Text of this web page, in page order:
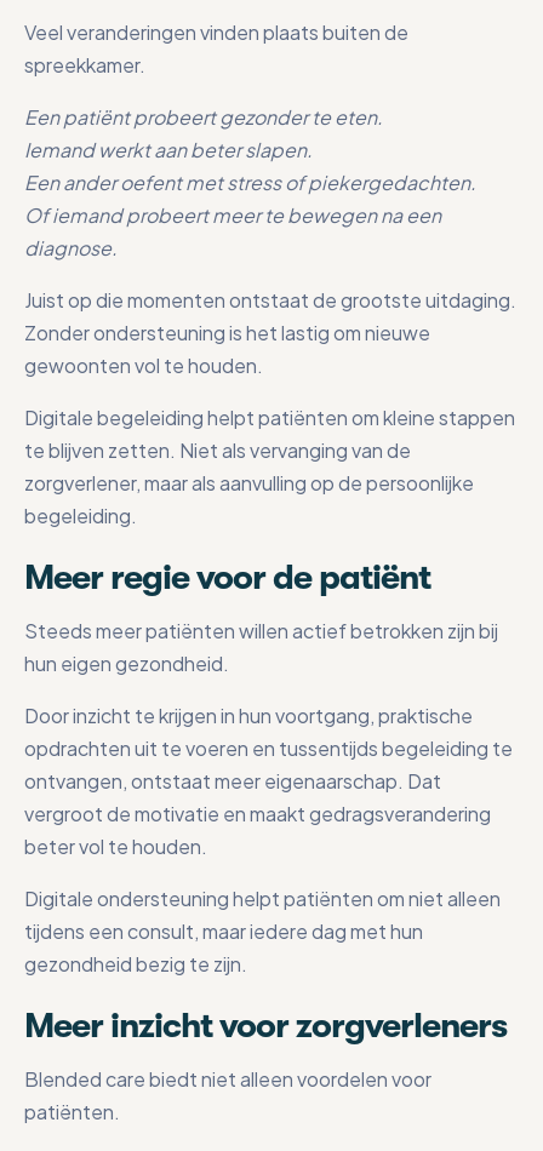
Veel veranderingen vinden plaats buiten de
spreekkamer.
Een patiënt probeert gezonder te eten.
Iemand werkt aan beter slapen.
Een ander oefent met stress of piekergedachten.
Of iemand probeert meer te bewegen na een
diagnose.
Juist op die momenten ontstaat de grootste uitdaging.
Zonder ondersteuning is het lastig om nieuwe
gewoonten vol te houden.
Digitale begeleiding helpt patiënten om kleine stappen
te blijven zetten. Niet als vervanging van de
zorgverlener, maar als aanvulling op de persoonlijke
begeleiding.
Meer regie voor de patiënt
Steeds meer patiënten willen actief betrokken zijn bij
hun eigen gezondheid.
Door inzicht te krijgen in hun voortgang, praktische
opdrachten uit te voeren en tussentijds begeleiding te
ontvangen, ontstaat meer eigenaarschap. Dat
vergroot de motivatie en maakt gedragsverandering
beter vol te houden.
Digitale ondersteuning helpt patiënten om niet alleen
tijdens een consult, maar iedere dag met hun
gezondheid bezig te zijn.
Meer inzicht voor zorgverleners
Blended care biedt niet alleen voordelen voor
patiënten.